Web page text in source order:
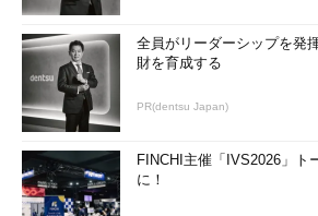
全員がリーダーシップを発
財を育成する
PR(dentsu Japan)
FINCHI主催「IVS2026」ト
に！